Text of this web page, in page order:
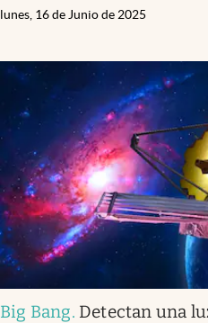
lunes, 16 de Junio de 2025
Big Bang. Detectan una